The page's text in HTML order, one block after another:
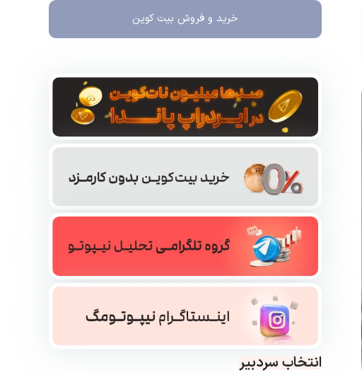
خرید و فروش بیت کوین
انتخاب سردبیر